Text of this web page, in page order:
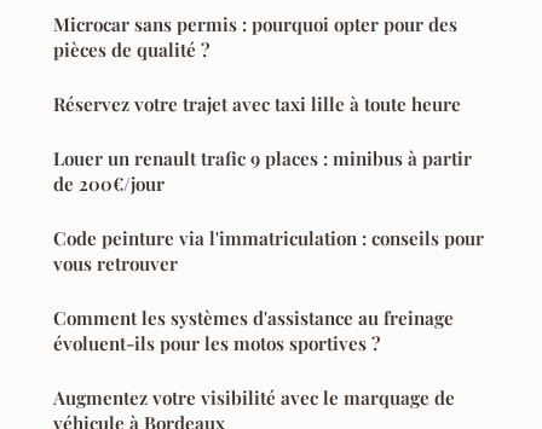
Microcar sans permis : pourquoi opter pour des
pièces de qualité ?
Réservez votre trajet avec taxi lille à toute heure
Louer un renault trafic 9 places : minibus à partir
de 200€/jour
Code peinture via l'immatriculation : conseils pour
vous retrouver
Comment les systèmes d'assistance au freinage
évoluent-ils pour les motos sportives ?
Augmentez votre visibilité avec le marquage de
véhicule à Bordeaux